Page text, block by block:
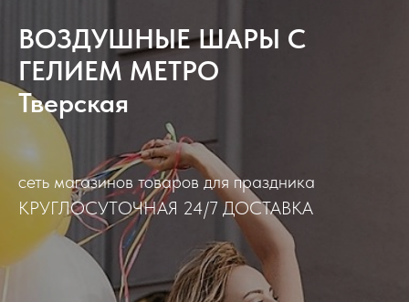
ВОЗДУШНЫЕ ШАРЫ С
ГЕЛИЕМ МЕТРО
Тверская
сеть магазинов товаров для праздника
КРУГЛОСУТОЧНАЯ 24/7 ДОСТАВКА